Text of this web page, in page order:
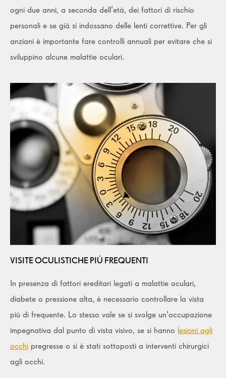
ogni due anni, a seconda dell'età, dei fattori di rischio
personali e se già si indossano delle lenti correttive. Per gli
anziani è importante fare controlli annuali per evitare che si
sviluppino alcune malattie oculari.
VISITE OCULISTICHE PIÙ FREQUENTI
In presenza di fattori ereditari legati a malattie oculari,
diabete o pressione alta, è necessario controllare la vista
più di frequente. Lo stesso vale se si svolge un'occupazione
impegnativa dal punto di vista visivo, se si hanno lesioni agli
occhi pregresse o si è stati sottoposti a interventi chirurgici
agli occhi.